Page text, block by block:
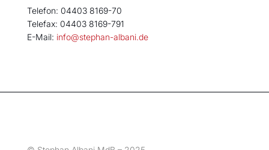
Telefon: 04403 8169-70
Telefax: 04403 8169-791
E-Mail: info@stephan-albani.de